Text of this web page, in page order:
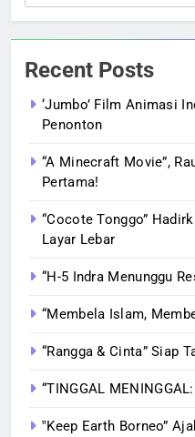
Recent Posts
‘Jumbo’ Film Animasi
Penonton
“A Minecraft Movie”,
Pertama!
“Cocote Tonggo”
Layar Lebar
“H-5 Indra Menunggu
“Membela Islam,
“Rangga & Cinta” Siap
“TINGGAL
‟Keep Earth Borneo”